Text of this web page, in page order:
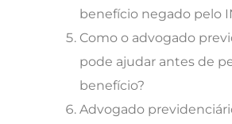
benefício negado pelo
Como o advogado
pode ajudar antes de
benefício?
Advogado